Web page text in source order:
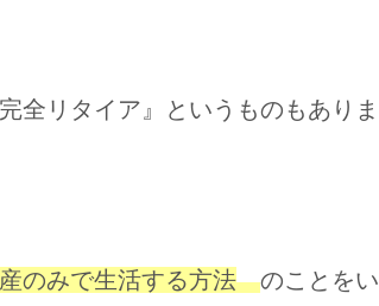
全リタイア』というものもありま
のみで生活する方法
のことをい